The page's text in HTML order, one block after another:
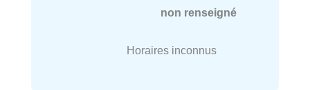
non renseigné
Horaires inconnus